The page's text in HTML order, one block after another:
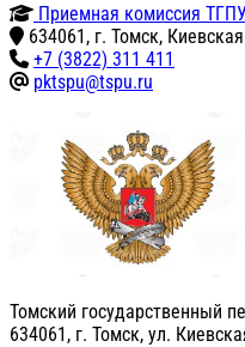
Приемная комиссия ТГПУ
634061, г. Томск,
+7 (3822) 311 411
pktspu@tspu.ru
Томский государственный
634061, г. Томск, ул.